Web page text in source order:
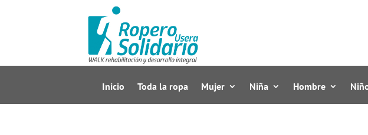
Inicio Toda la ropa Mujer Niña Hombre